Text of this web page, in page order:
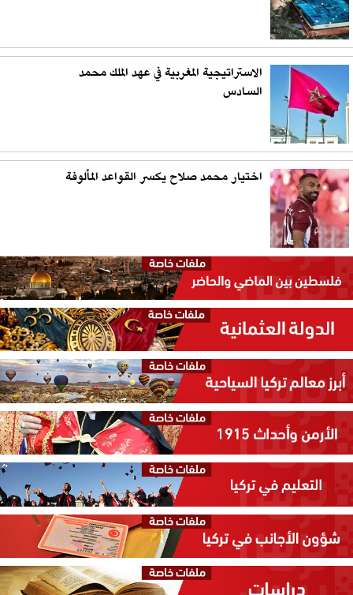
الاستراتيجية المغربية في عهد الملك محمد
السادس
اختيار محمد صلاح يكسر القواعد المألوفة